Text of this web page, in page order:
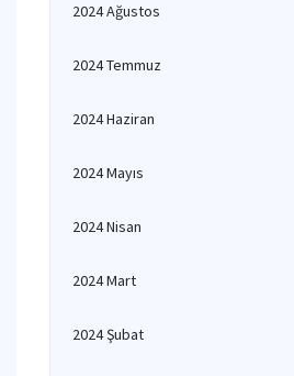
2024 Ağustos
2024 Temmuz
2024 Haziran
2024 Mayıs
2024 Nisan
2024 Mart
2024 Şubat